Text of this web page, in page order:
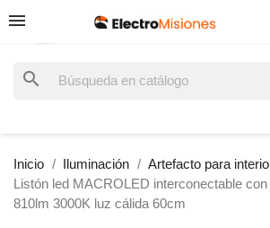
search
Inicio Iluminación Artefacto para
Listón led MACROLED interconectable
810lm 3000K luz cálida 60cm